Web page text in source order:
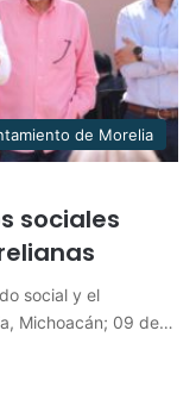
de Morelia
sociales
social y el
Michoacán; 09 de…